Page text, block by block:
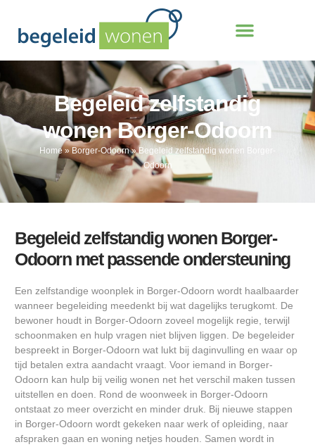
Begeleid zelfstandig
wonen Borger-Odoorn
Home» Borger-Odoorn»Begeleid zelfstandig wonen Borger-
Odoorn
Begeleid zelfstandig wonen Borger-
Odoorn met passende ondersteuning
Een zelfstandige woonplek in Borger-Odoorn wordt haalbaarder
wanneer begeleiding meedenkt bij wat dagelijks terugkomt. De
bewoner houdt in Borger-Odoorn zoveel mogelijk regie, terwijl
schoonmaken en hulp vragen niet blijven liggen. De begeleider
bespreekt in Borger-Odoorn wat lukt bij daginvulling en waar op
tijd betalen extra aandacht vraagt. Voor iemand in Borger-
Odoorn kan hulp bij veilig wonen net het verschil maken tussen
uitstellen en doen. Rond de woonweek in Borger-Odoorn
ontstaat zo meer overzicht en minder druk. Bij nieuwe stappen
in Borger-Odoorn wordt gekeken naar werk of opleiding, naar
afspraken gaan en woning netjes houden. Samen wordt in